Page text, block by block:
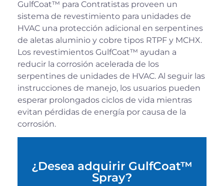
GulfCoat™ para Contratistas proveen un
sistema de revestimiento para unidades de
HVAC una protección adicional en serpentines
de aletas aluminio y cobre tipos RTPF y MCHX.
Los revestimientos GulfCoat™ ayudan a
reducir la corrosión acelerada de los
serpentines de unidades de HVAC. Al seguir las
instrucciones de manejo, los usuarios pueden
esperar prolongados ciclos de vida mientras
evitan pérdidas de energía por causa de la
corrosión.
¿Desea adquirir GulfCoat™
Spray?